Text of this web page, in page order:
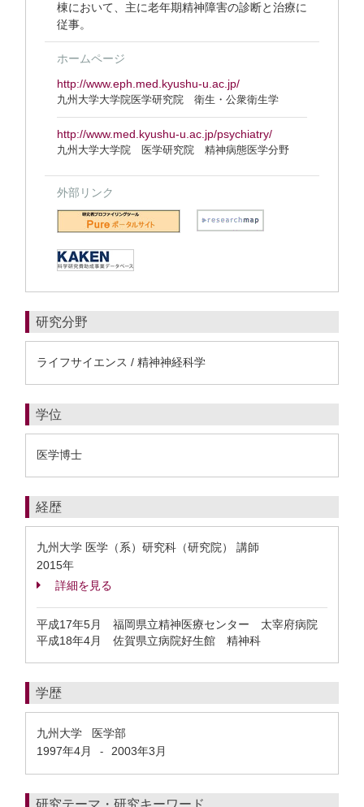
棟において、主に老年期精神障害の診断と治療に
従事。
ホームページ
http://www.eph.med.kyushu-u.ac.jp/
九州大学大学院医学研究院 衛生・公衆衛生学
http://www.med.kyushu-u.ac.jp/psychiatry/
九州大学大学院 医学研究院 精神病態医学分野
外部リンク
研究分野
ライフサイエンス / 精神神経科学
学位
医学博士
経歴
九州大学 医学（系）研究科（研究院） 講師
2015年
詳細を見る
平成17年5月 福岡県立精神医療センター 太宰府病院
平成18年4月 佐賀県立病院好生館 精神科
学歴
九州大学 医学部
1997年4月
- 2003年3月
研究テーマ・研究キーワード